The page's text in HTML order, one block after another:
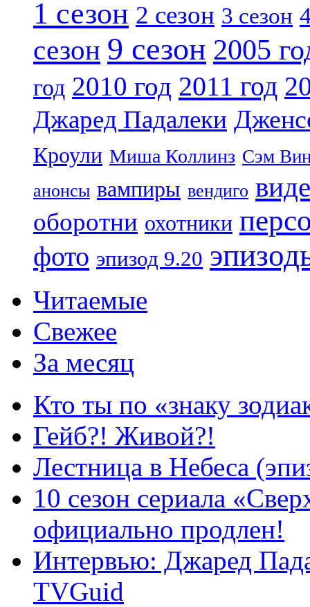
1 сезон 2 сезон 3 сезон
сезон 9 сезон 2005
год 2010 год 2011 год
Джаред Падалеки
Кроули Миша Коллинз Сэм
анонсы вампиры вендиго
оборотни охотники
фото эпизод 9.20
Читаемые
Свежее
За месяц
Кто ты по «знаку
Гейб?! Живой?!
Лестница в Небеса
10 сезон сериала
официально продлен!
Интервью: Джаред
TVGuid